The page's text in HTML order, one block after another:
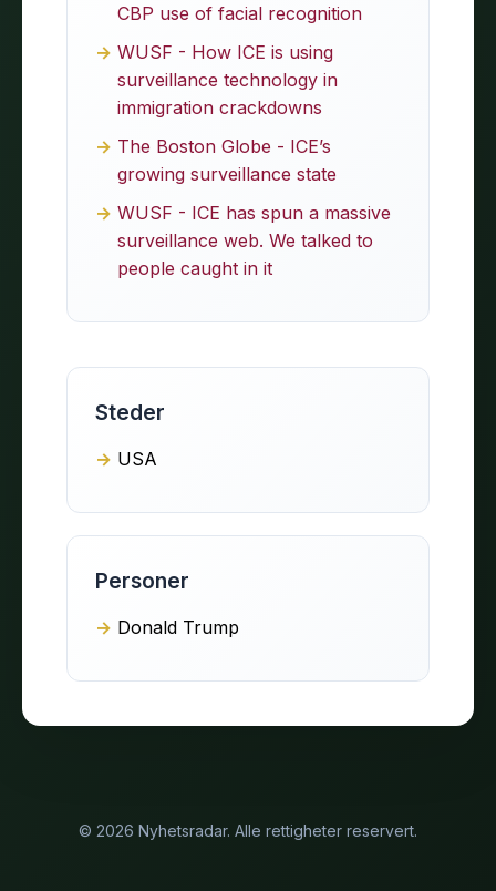
CBP use of facial recognition
WUSF - How ICE is using
surveillance technology in
immigration crackdowns
The Boston Globe - ICE’s
growing surveillance state
WUSF - ICE has spun a massive
surveillance web. We talked to
people caught in it
Steder
USA
Personer
Donald Trump
© 2026 Nyhetsradar. Alle rettigheter reservert.